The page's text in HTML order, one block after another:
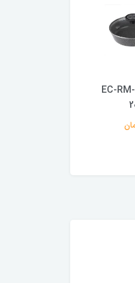
تابه نئوفلیم مدل EC-RM-